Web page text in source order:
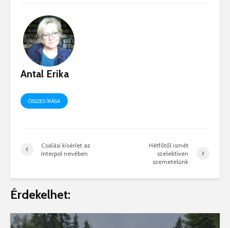
Antal Erika
ÖSSZES ÍRÁSA
Csalási kísérlet az
Interpol nevében
Hétfőtől ismét
szelektíven
szemetelünk
Érdekelhet: